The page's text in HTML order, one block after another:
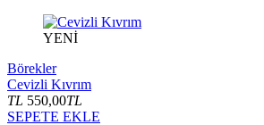
YENİ
Börekler
Cevizli Kıvrım
TL 550,00TL
SEPETE EKLE